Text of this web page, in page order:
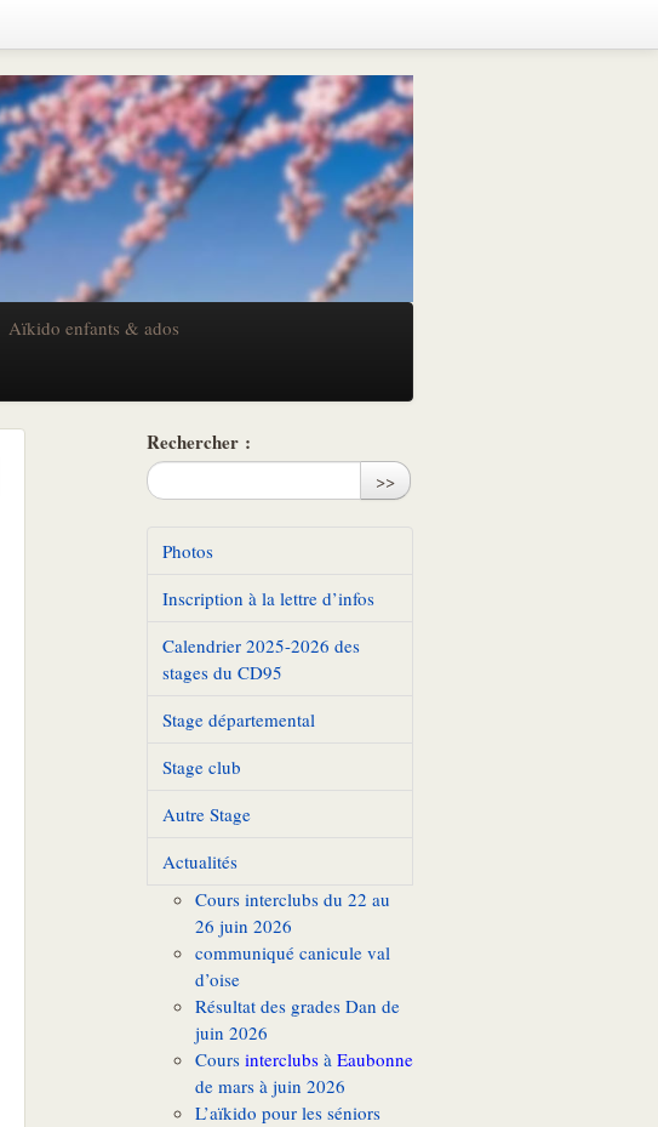
Aïkido enfants & ados
Rechercher :
>>
Photos
Inscription à la lettre d’infos
Calendrier 2025-2026 des
stages du CD95
Stage départemental
Stage club
Autre Stage
Actualités
Cours interclubs du 22 au
26 juin 2026
communiqué canicule val
d’oise
Résultat des grades Dan de
juin 2026
Cours interclubs à Eaubonne
de mars à juin 2026
L’aïkido pour les séniors